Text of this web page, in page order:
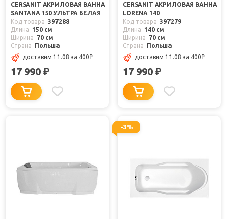
CERSANIT АКРИЛОВАЯ ВАННА
SANTANA 150 УЛЬТРА БЕЛАЯ
Код товара 397288
Длина
150 см
Ширина
70 см
Страна
Польша
доставим 11.08 за 400₽
17 990 ₽
CERSANIT АКРИЛОВАЯ ВАННА
LORENA 140
Код товара 397279
Длина
140 см
Ширина
70 см
Страна
Польша
доставим 11.08 за 400₽
17 990 ₽
-3%